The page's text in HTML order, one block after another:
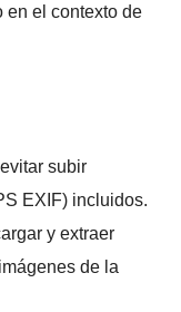
en el contexto de
subir
EXIF) incluidos.
y extraer
de la